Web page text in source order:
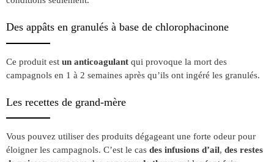
Des appâts en granulés à base de chlorophacinone
Ce produit est un anticoagulant qui provoque la mort des
campagnols en 1 à 2 semaines après qu’ils ont ingéré les granulés.
Les recettes de grand-mère
Vous pouvez utiliser des produits dégageant une forte odeur pour
éloigner les campagnols. C’est le cas des infusions d’ail, des restes